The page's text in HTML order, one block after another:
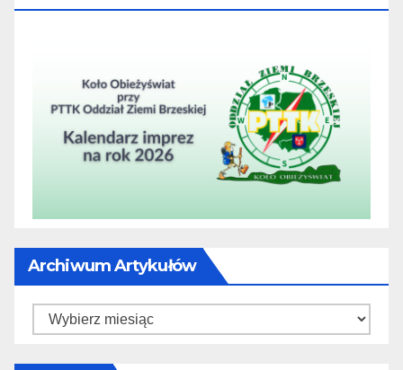
Archiwum Artykułów
Archiwum